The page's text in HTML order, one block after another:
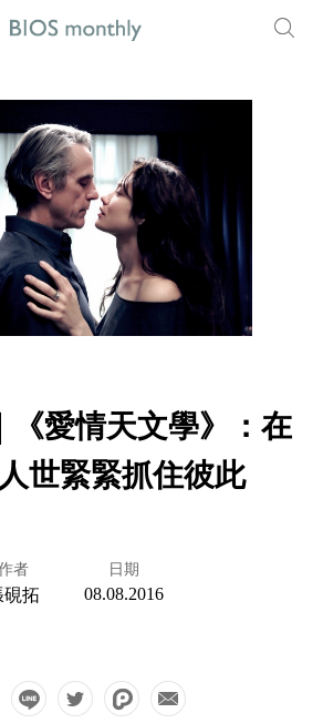
《愛情天文學》：在
世緊緊抓住彼此
者
硯拓
日期
08.08.2016